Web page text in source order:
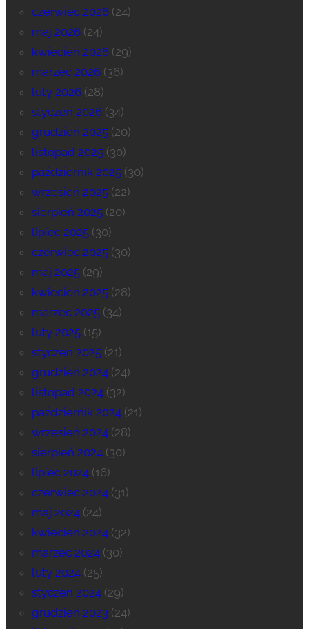
czerwiec 2026(24)
maj 2026(24)
kwiecień 2026(29)
marzec 2026(36)
luty 2026(28)
styczeń 2026(34)
grudzień 2025(20)
listopad 2025(30)
październik 2025(30)
wrzesień 2025(22)
sierpień 2025(20)
lipiec 2025(30)
czerwiec 2025(30)
maj 2025(29)
kwiecień 2025(28)
marzec 2025(34)
luty 2025(15)
styczeń 2025(21)
grudzień 2024(24)
listopad 2024(32)
październik 2024(21)
wrzesień 2024(28)
sierpień 2024(30)
lipiec 2024(16)
czerwiec 2024(31)
maj 2024(24)
kwiecień 2024(32)
marzec 2024(30)
luty 2024(25)
styczeń 2024(29)
grudzień 2023(24)